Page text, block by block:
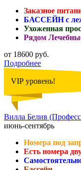
Заказное
БАССЕЙН с
Ухоженная
Рядом
от 18600 руб.
Подробнее
VIP уровень!
Вилла Белив
июнь-сентябрь
Номера под
Есть номера